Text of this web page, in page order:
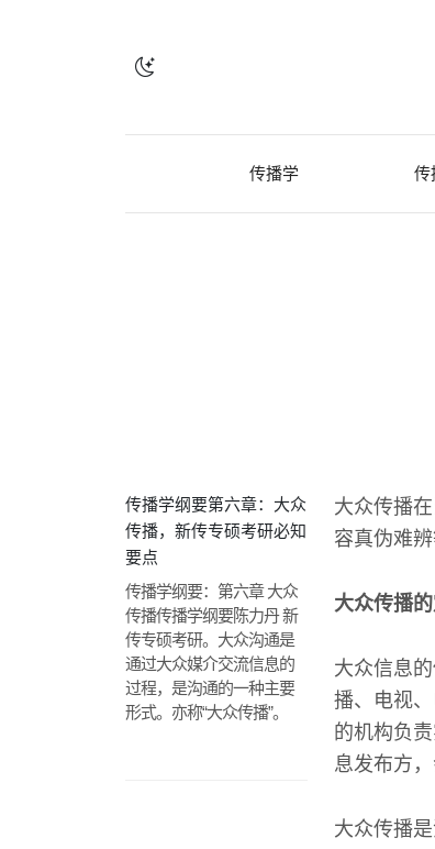
传播学 传
传播学纲要第六章：大众
传播，新传专硕考研必知
要点
传播学纲要：第六章 大众
传播传播学纲要陈力丹 新
传专硕考研。大众沟通是
通过大众媒介交流信息的
过程，是沟通的一种主要
形式。亦称“大众传播”。
大众传播
容真伪难辨
大众传播
大众信息
播、电视
的机构负
息发布方
大众传播